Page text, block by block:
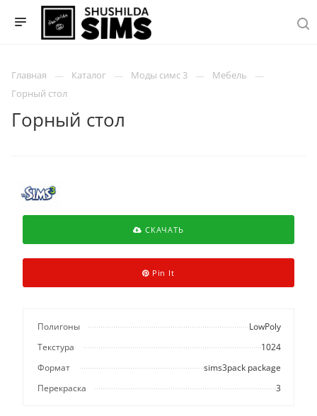
Главная Каталог Моды симс 3
Мебель
Горный стол
Горный стол
СКАЧАТЬ
Pin It
Полигоны
LowPoly
Текстура
1024
Формат
sims3pack package
Перекраска
3